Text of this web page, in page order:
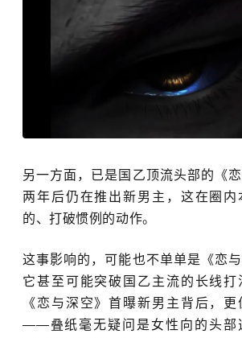
另一方面，已是国乙顶流头部的《恋
两年后仍在推出新男主 ，这在圈内
的、打破惯例的动作。
这事影响的，可能也不单单是《恋与
它甚至可能突破国乙主流的长线打
《恋与深空》首曝新男主背后，
——叠纸毫无疑问是女性向的头部